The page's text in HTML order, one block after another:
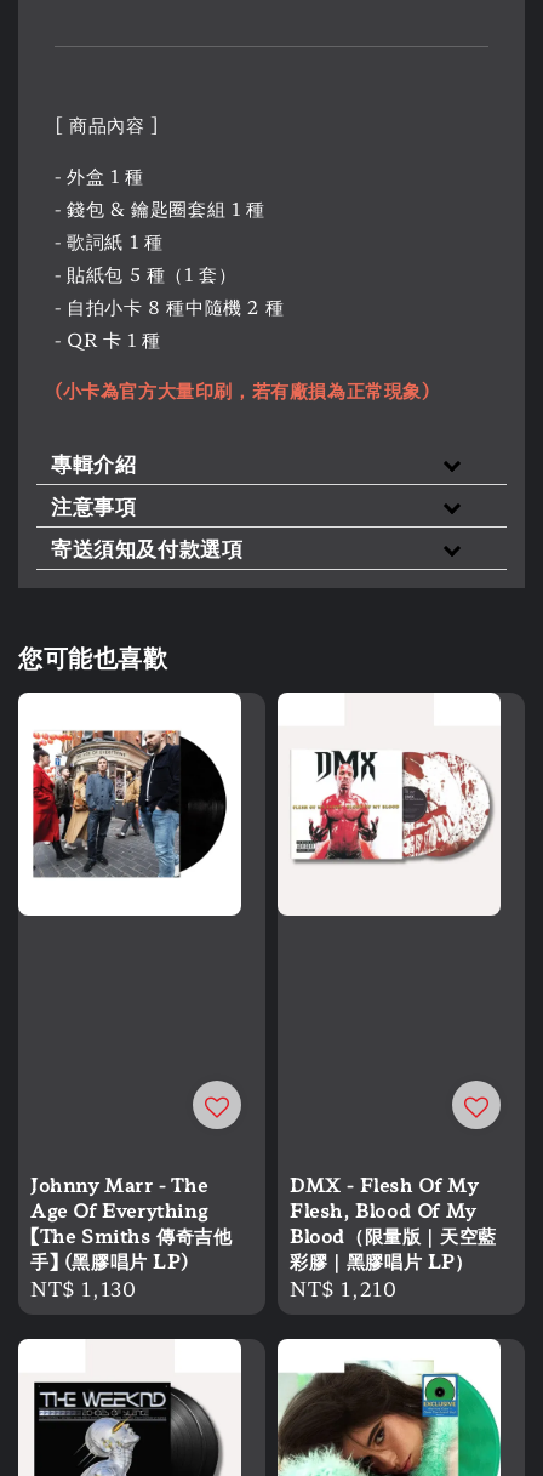
[ 商品內容 ]
- 外盒 1 種
- 錢包 & 鑰匙圈套組 1 種
- 歌詞紙 1 種
- 貼紙包 5 種（1 套）
- 自拍小卡 8 種中隨機 2 種
- QR 卡 1 種
(小卡為官方大量印刷，若有廠損為正常現象)
專輯介紹
注意事項
寄送須知及付款選項
您可能也喜歡
Johnny Marr - The
Age Of Everything
【The Smiths 傳奇吉他
手】 (黑膠唱片 LP)
Regular
price
NT$ 1,130
DMX - Flesh Of My
Flesh, Blood Of My
Blood（限量版｜天空藍
彩膠｜黑膠唱片 LP）
Regular
price
NT$ 1,210